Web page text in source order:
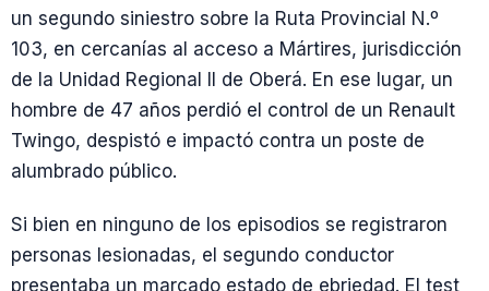
un segundo siniestro sobre la Ruta Provincial N.º
103, en cercanías al acceso a Mártires, jurisdicción
de la Unidad Regional II de Oberá. En ese lugar, un
hombre de 47 años perdió el control de un Renault
Twingo, despistó e impactó contra un poste de
alumbrado público.
Si bien en ninguno de los episodios se registraron
personas lesionadas, el segundo conductor
presentaba un marcado estado de ebriedad. El test